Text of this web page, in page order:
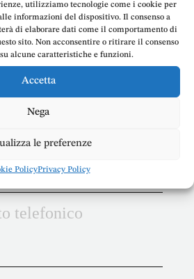
utilizziamo tecnologie come i cookie per
informazioni del dispositivo. Il consenso a
di elaborare dati come il comportamento di
sito. Non acconsentire o ritirare il consenso
alcune caratteristiche e funzioni.
Accetta
Nega
le preferenze
PolicyPrivacy Policy